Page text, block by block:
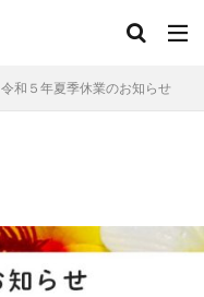
令和５年夏季休業のお知らせ